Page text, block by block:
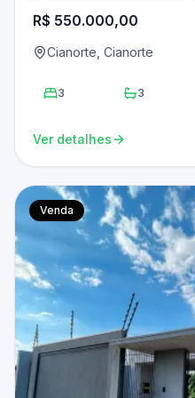
R$ 550.000,00
Cianorte, Cianorte
3 3
Ver detalhes
Venda